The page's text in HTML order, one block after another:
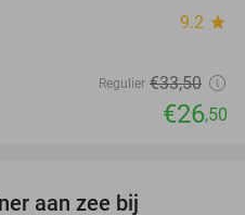
9.2 star
Regulier €33,50
€26,50
aan zee bij